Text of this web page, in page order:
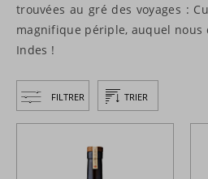
trouvées au gré des voyages :
magnifique périple, auquel nous
Indes !
FILTRER TRIER